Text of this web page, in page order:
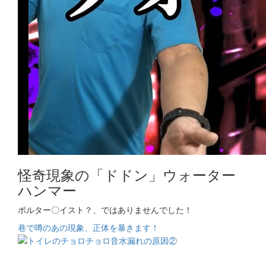
怪奇現象の「ドドン」ウォーター
ハンマー
ポルター〇イスト？、ではありませんでした！
巷で噂のあの現象、正体を暴きます！